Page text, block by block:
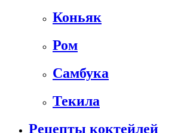
Коньяк
Ром
Самбука
Текила
Рецепты коктейлей